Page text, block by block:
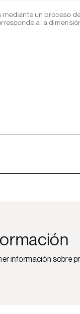
un proceso
a la
información sobre